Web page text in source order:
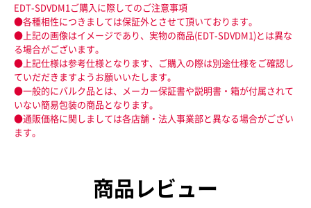
EDT-SDVDM1ご購入に際してのご注意事項
●各種相性につきましては保証外とさせて頂いております。
●上記の画像はイメージであり、実物の商品(EDT-SDVDM1)とは異な
る場合がございます。
●上記仕様は参考仕様となります、ご購入の際は別途仕様をご確認し
ていだだきますようお願いいたします。
●一般的にバルク品とは、メーカー保証書や説明書・箱が付属されて
いない簡易包装の商品となります。
●通販価格に関しましては各店舗・法人事業部と異なる場合がござい
ます。
商品レビュー